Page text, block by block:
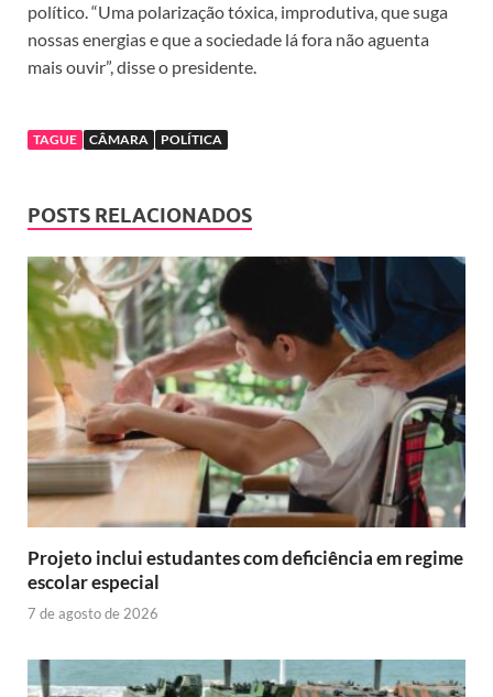
político. “Uma polarização tóxica, improdutiva, que suga
nossas energias e que a sociedade lá fora não aguenta
mais ouvir”, disse o presidente.
TAGUE CÂMARA POLÍTICA
POSTS RELACIONADOS
Projeto inclui estudantes com deficiência em regime
escolar especial
7 de agosto de 2026